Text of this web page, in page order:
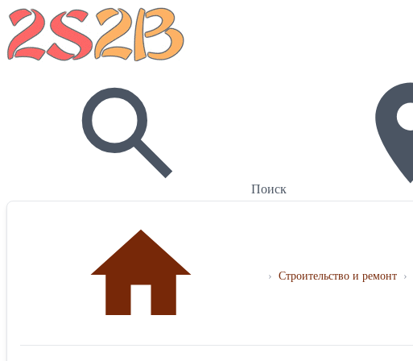
Поиск
› Строительство и ремонт ›